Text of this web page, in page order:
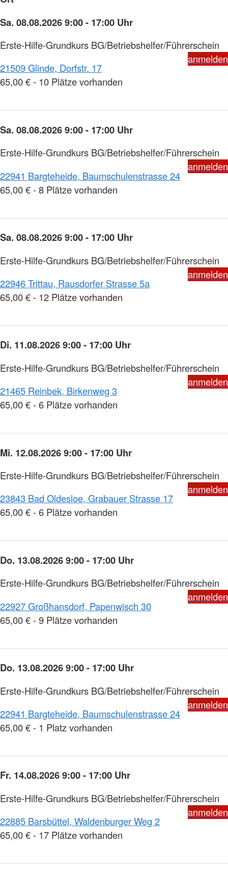
Sa. 08.08.2026 9:00 - 17:00 Uhr
Erste-Hilfe-Grundkurs BG/Betriebshelfer/Führerschein
anmelden
21509 Glinde, Dorfstr. 17
65,00 € - 10 Plätze vorhanden
Sa. 08.08.2026 9:00 - 17:00 Uhr
Erste-Hilfe-Grundkurs BG/Betriebshelfer/Führerschein
anmelden
22941 Bargteheide, Baumschulenstrasse 24
65,00 € - 8 Plätze vorhanden
Sa. 08.08.2026 9:00 - 17:00 Uhr
Erste-Hilfe-Grundkurs BG/Betriebshelfer/Führerschein
anmelden
22946 Trittau, Rausdorfer Strasse 5a
65,00 € - 12 Plätze vorhanden
Di. 11.08.2026 9:00 - 17:00 Uhr
Erste-Hilfe-Grundkurs BG/Betriebshelfer/Führerschein
anmelden
21465 Reinbek, Birkenweg 3
65,00 € - 6 Plätze vorhanden
Mi. 12.08.2026 9:00 - 17:00 Uhr
Erste-Hilfe-Grundkurs BG/Betriebshelfer/Führerschein
anmelden
23843 Bad Oldesloe, Grabauer Strasse 17
65,00 € - 6 Plätze vorhanden
Do. 13.08.2026 9:00 - 17:00 Uhr
Erste-Hilfe-Grundkurs BG/Betriebshelfer/Führerschein
anmelden
22927 Großhansdorf, Papenwisch 30
65,00 € - 9 Plätze vorhanden
Do. 13.08.2026 9:00 - 17:00 Uhr
Erste-Hilfe-Grundkurs BG/Betriebshelfer/Führerschein
anmelden
22941 Bargteheide, Baumschulenstrasse 24
65,00 € - 1 Platz vorhanden
Fr. 14.08.2026 9:00 - 17:00 Uhr
Erste-Hilfe-Grundkurs BG/Betriebshelfer/Führerschein
anmelden
22885 Barsbüttel, Waldenburger Weg 2
65,00 € - 17 Plätze vorhanden